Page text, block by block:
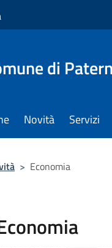
di
Novità Servizi
> Economia